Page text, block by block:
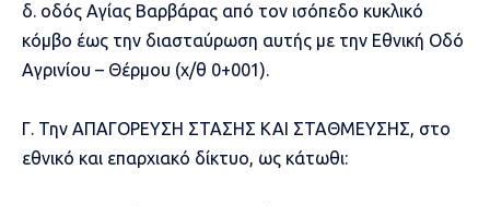
δ. οδός Αγίας Βαρβάρας από τον ισόπεδο κυκλικό
κόμβο έως την διασταύρωση αυτής με την Εθνική Οδό
Αγρινίου – Θέρμου (χ/θ 0+001).
Γ. Την ΑΠΑΓΟΡΕΥΣΗ ΣΤΑΣΗΣ ΚΑΙ ΣΤΑΘΜΕΥΣΗΣ, στο
εθνικό και επαρχιακό δίκτυο, ως κάτωθι: